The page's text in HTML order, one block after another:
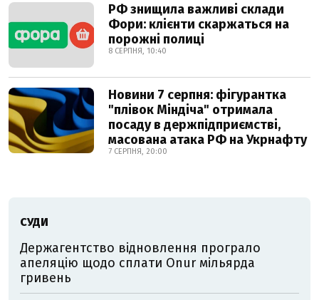
РФ знищила важливі склади
Фори: клієнти скаржаться на
порожні полиці
8 СЕРПНЯ, 10:40
Новини 7 серпня: фігурантка
"плівок Міндіча" отримала
посаду в держпідприємстві,
масована атака РФ на Укрнафту
7 СЕРПНЯ, 20:00
СУДИ
Держагентство відновлення програло
апеляцію щодо сплати Onur мільярда
гривень